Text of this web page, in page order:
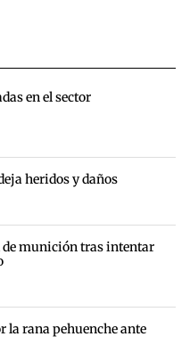
en el sector
heridos y daños
de munición tras intentar
la rana pehuenche ante